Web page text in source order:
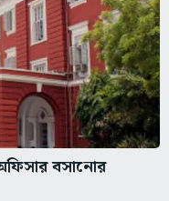
বসানোর